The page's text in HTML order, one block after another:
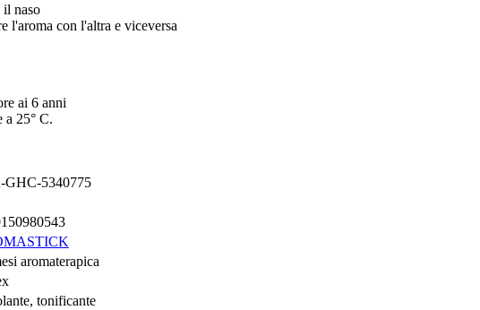
il naso
l'aroma con l'altra e viceversa
ai 6 anni
a 25° C.
GHC-5340775
aromaterapica
tonificante